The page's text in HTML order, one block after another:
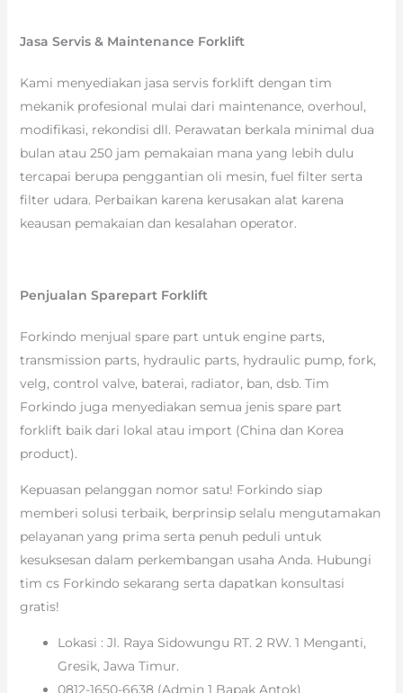
Jasa Servis & Maintenance Forklift
Kami menyediakan jasa servis forklift dengan tim
mekanik profesional mulai dari maintenance, overhoul,
modifikasi, rekondisi dll. Perawatan berkala minimal dua
bulan atau 250 jam pemakaian mana yang lebih dulu
tercapai berupa penggantian oli mesin, fuel filter serta
filter udara. Perbaikan karena kerusakan alat karena
keausan pemakaian dan kesalahan operator.
Penjualan Sparepart Forklift
Forkindo menjual spare part untuk engine parts,
transmission parts, hydraulic parts, hydraulic pump, fork,
velg, control valve, baterai, radiator, ban, dsb. Tim
Forkindo juga menyediakan semua jenis spare part
forklift baik dari lokal atau import (China dan Korea
product).
Kepuasan pelanggan nomor satu! Forkindo siap
memberi solusi terbaik, berprinsip selalu mengutamakan
pelayanan yang prima serta penuh peduli untuk
kesuksesan dalam perkembangan usaha Anda. Hubungi
tim cs Forkindo sekarang serta dapatkan konsultasi
gratis!
Lokasi : Jl. Raya Sidowungu RT. 2 RW. 1 Menganti,
Gresik, Jawa Timur.
0812-1650-6638 (Admin 1 Bapak Antok)